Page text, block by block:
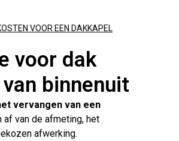
VOOR EEN DAKKAPEL
voor dak
binnenuit
vervangen van een
af van de afmeting, het
afwerking.